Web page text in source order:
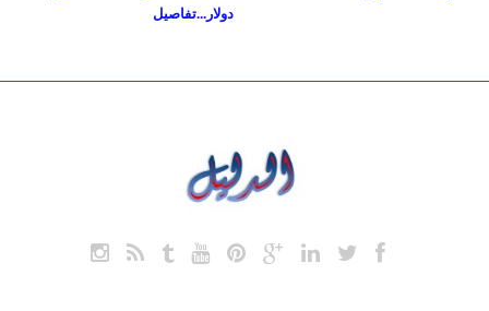
دولار...تفاصيل